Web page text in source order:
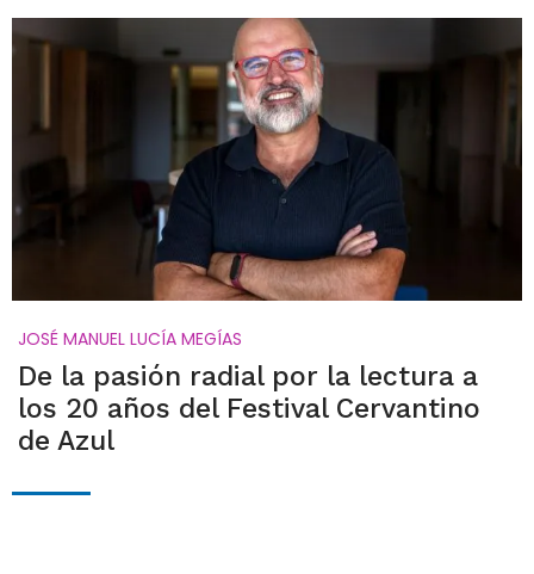
JOSÉ MANUEL LUCÍA MEGÍAS
De la pasión radial por la lectura a
los 20 años del Festival Cervantino
de Azul